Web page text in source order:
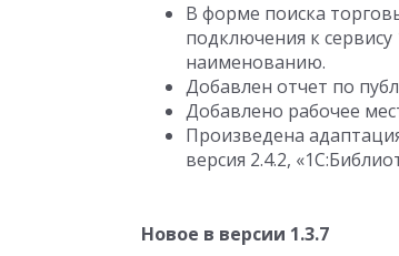
В форме поиска
подключения к
наименованию.
Добавлен отчет по
Добавлено рабочее
Произведена
версия 2.4.2,
Новое в версии 1.3.7